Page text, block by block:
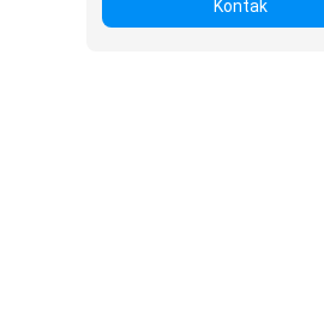
Kontak